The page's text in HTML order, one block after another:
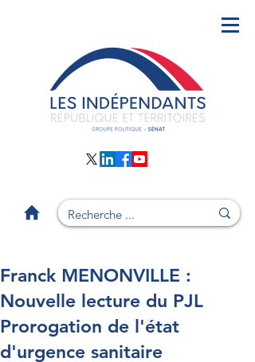
Franck MENONVILLE :
Nouvelle lecture du PJL
Prorogation de l'état
d'urgence sanitaire